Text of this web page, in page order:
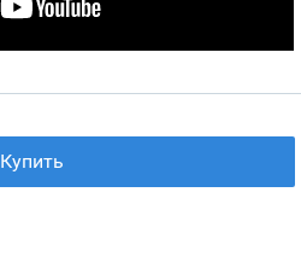
Купить